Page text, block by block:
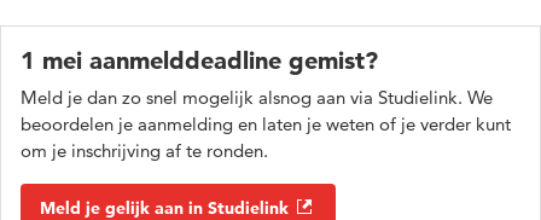
1 mei aanmelddeadline gemist?
Meld je dan zo snel mogelijk alsnog aan via Studielink. We
beoordelen je aanmelding en laten je weten of je verder kunt
om je inschrijving af te ronden.
Meld je gelijk aan in Studielink